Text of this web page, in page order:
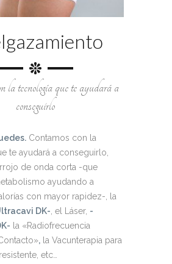
la tecnología que te ayudará a
conseguirlo
Contamos con la
te ayudará a conseguirlo,
de onda corta -que
ayudando a
con mayor rapidez-, la
DK- , el Láser, -
la «Radiofrecuencia
, la Vacunterapia para
etc…